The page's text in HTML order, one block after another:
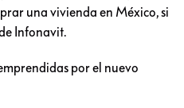
una vivienda en México, si
Infonavit.
por el nuevo